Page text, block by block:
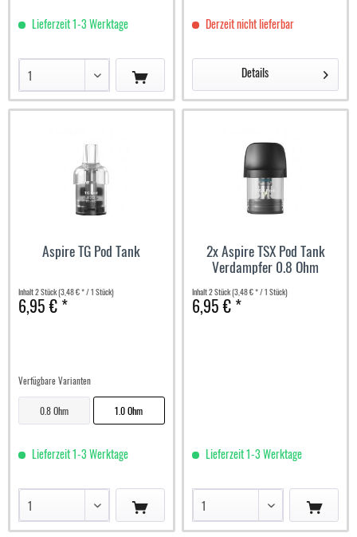
Lieferzeit 1-3 Werktage Derzeit nicht lieferbar
Details
Aspire TG Pod Tank
Inhalt2 Stück(3,48 € * / 1 Stück)
6,95 € *
Verfügbare Varianten
0.8 Ohm 1.0 Ohm
Lieferzeit 1-3 Werktage
2x Aspire TSX Pod Tank
Verdampfer 0.8 Ohm
Inhalt2 Stück(3,48 € * / 1 Stück)
6,95 € *
Lieferzeit 1-3 Werktage